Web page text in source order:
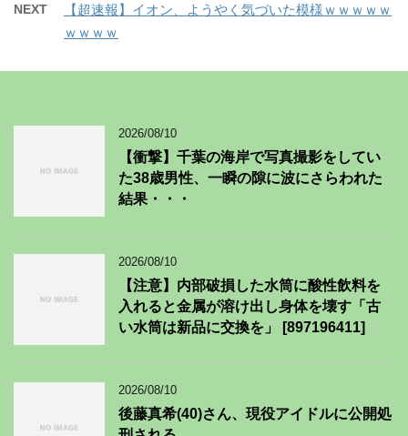
NEXT
【超速報】イオン、ようやく気づいた模様ｗｗｗｗｗ
ｗｗｗｗ
2026/08/10
【衝撃】千葉の海岸で写真撮影をしてい
た38歳男性、一瞬の隙に波にさらわれた
結果・・・
2026/08/10
【注意】内部破損した水筒に酸性飲料を
入れると金属が溶け出し身体を壊す「古
い水筒は新品に交換を」 [897196411]
2026/08/10
後藤真希(40)さん、現役アイドルに公開処